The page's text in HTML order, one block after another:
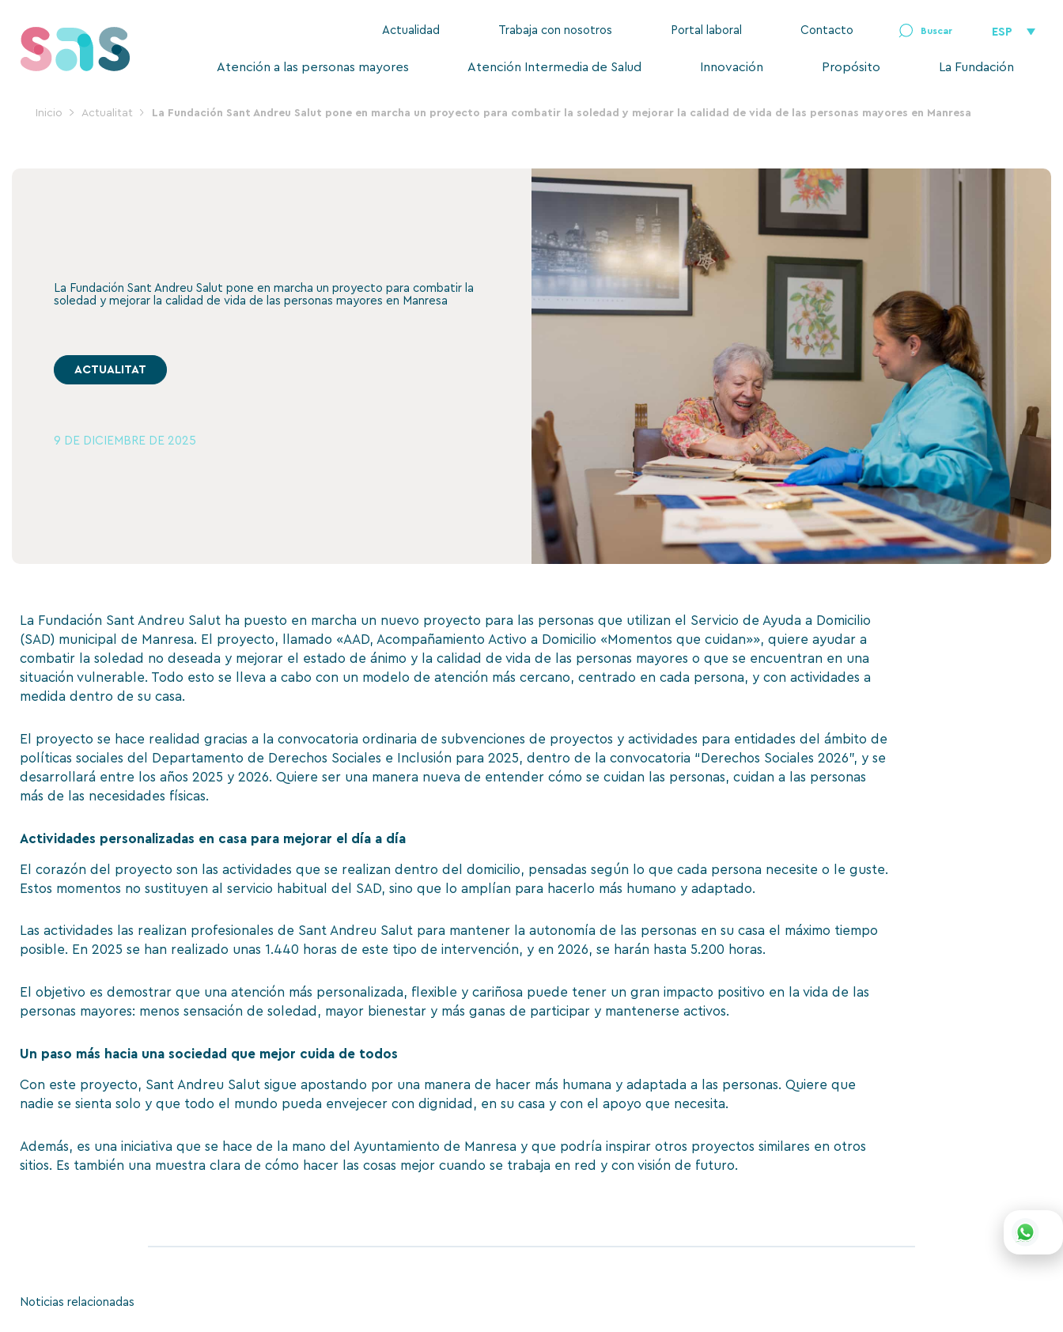
contenido
Actualidad Trabaja con nosotros Portal laboral Contacto ESP
Atención a las personas mayores Atención Intermedia de Salud Innovación Propósito La Fundación
Inicio Actualitat La Fundación Sant Andreu Salut pone en marcha un proyecto para combatir la soledad y mejorar la calidad de vida de las personas mayores en Manresa
La Fundación Sant Andreu Salut pone en marcha un proyecto para combatir la
soledad y mejorar la calidad de vida de las personas mayores en Manresa
ACTUALITAT
9 DE DICIEMBRE DE 2025
La Fundación Sant Andreu Salut ha puesto en marcha un nuevo proyecto para las personas que utilizan el Servicio de Ayuda a Domicilio
(SAD) municipal de Manresa. El proyecto, llamado «AAD, Acompañamiento Activo a Domicilio «Momentos que cuidan»», quiere ayudar a
combatir la soledad no deseada y mejorar el estado de ánimo y la calidad de vida de las personas mayores o que se encuentran en una
situación vulnerable. Todo esto se lleva a cabo con un modelo de atención más cercano, centrado en cada persona, y con actividades a
medida dentro de su casa.
El proyecto se hace realidad gracias a la convocatoria ordinaria de subvenciones de proyectos y actividades para entidades del ámbito de
políticas sociales del Departamento de Derechos Sociales e Inclusión para 2025, dentro de la convocatoria “Derechos Sociales 2026”, y se
desarrollará entre los años 2025 y 2026. Quiere ser una manera nueva de entender cómo se cuidan las personas, cuidan a las personas
más de las necesidades físicas.
Actividades personalizadas en casa para mejorar el día a día
El corazón del proyecto son las actividades que se realizan dentro del domicilio, pensadas según lo que cada persona necesite o le guste.
Estos momentos no sustituyen al servicio habitual del SAD, sino que lo amplían para hacerlo más humano y adaptado.
Las actividades las realizan profesionales de Sant Andreu Salut para mantener la autonomía de las personas en su casa el máximo tiempo
posible. En 2025 se han realizado unas 1.440 horas de este tipo de intervención, y en 2026, se harán hasta 5.200 horas.
El objetivo es demostrar que una atención más personalizada, flexible y cariñosa puede tener un gran impacto positivo en la vida de las
personas mayores: menos sensación de soledad, mayor bienestar y más ganas de participar y mantenerse activos.
Un paso más hacia una sociedad que mejor cuida de todos
Con este proyecto, Sant Andreu Salut sigue apostando por una manera de hacer más humana y adaptada a las personas. Quiere que
nadie se sienta solo y que todo el mundo pueda envejecer con dignidad, en su casa y con el apoyo que necesita.
Además, es una iniciativa que se hace de la mano del Ayuntamiento de Manresa y que podría inspirar otros proyectos similares en otros
sitios. Es también una muestra clara de cómo hacer las cosas mejor cuando se trabaja en red y con visión de futuro.
Noticias relacionadas